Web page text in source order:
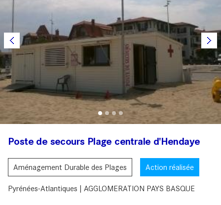
Poste de secours Plage centrale d'Hendaye
Aménagement Durable des Plages Action réalisée
Pyrénées-Atlantiques | AGGLOMERATION PAYS BASQUE